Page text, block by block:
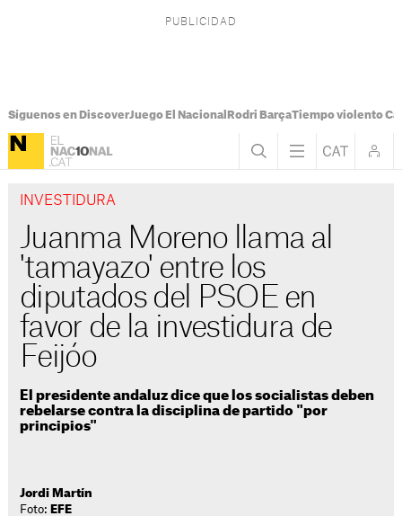
Síguenos en DiscoverJuego El Nacional Rodri BarçaTiempo violento
INVESTIDURA
Juanma Moreno llama al
'tamayazo' entre los
diputados del PSOE en
favor de la investidura de
Feijóo
El presidente andaluz dice que los socialistas deben
rebelarse contra la disciplina de partido "por
principios"
Jordi Martín
Foto: EFE